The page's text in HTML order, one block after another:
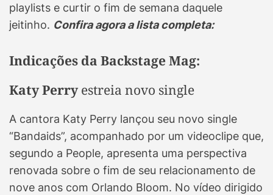
playlists e curtir o fim de semana daquele
jeitinho. Confira agora a lista completa:
Indicações da Backstage Mag:
Katy Perryestreia novo single
A cantora Katy Perry lançou seu novo single
“Bandaids”, acompanhado por um videoclipe que,
segundo a People, apresenta uma perspectiva
renovada sobre o fim de seu relacionamento de
nove anos com Orlando Bloom. No vídeo dirigido